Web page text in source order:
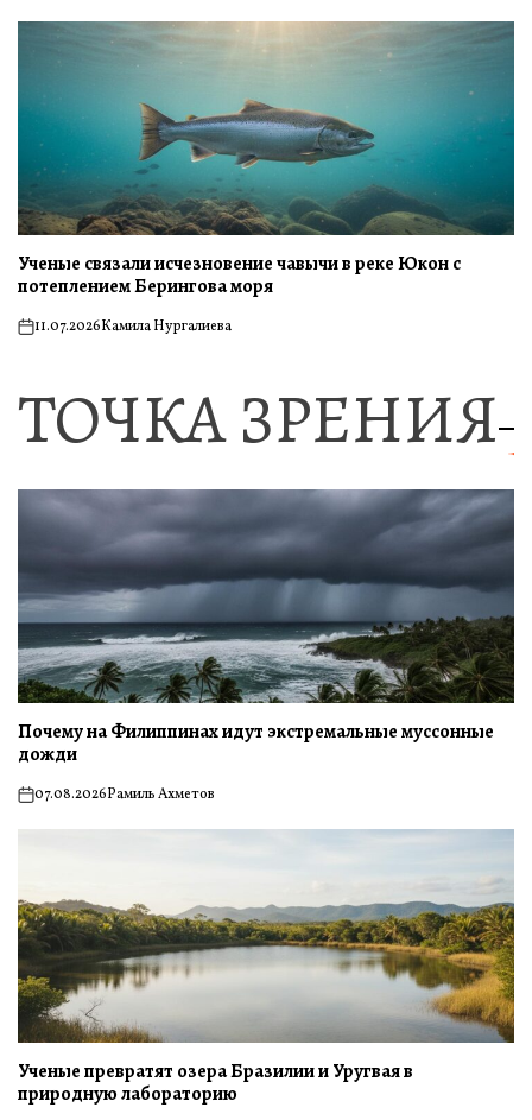
Ученые связали исчезновение чавычи в реке Юкон с
потеплением Берингова моря
on11.07.2026Камила Нургалиева
ТОЧКА ЗРЕНИЯ
Почему на Филиппинах идут экстремальные муссонные
дожди
on07.08.2026Рамиль Ахметов
Ученые превратят озера Бразилии и Уругвая в
природную лабораторию